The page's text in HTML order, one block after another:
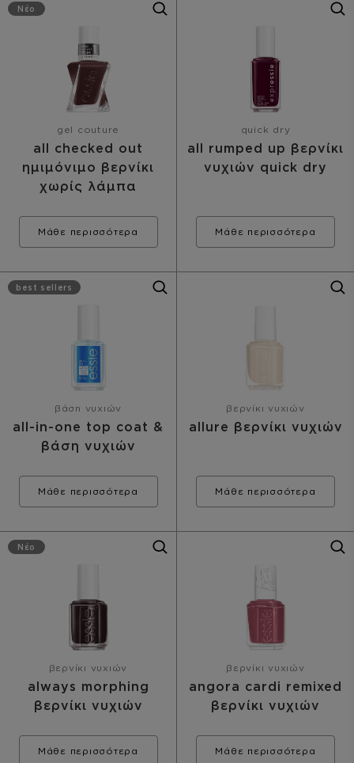
Νέο
gel couture
all checked out
ημιμόνιμο βερνίκι
χωρίς λάμπα
Μάθε περισσότερα
quick dry
all rumped up βερνίκι
νυχιών quick dry
Μάθε περισσότερα
best sellers
βάση νυχιών
all-in-one top coat &
βάση νυχιών
Μάθε περισσότερα
βερνίκι νυχιών
allure βερνίκι νυχιών
Μάθε περισσότερα
Νέο
βερνίκι νυχιών
always morphing
βερνίκι νυχιών
Μάθε περισσότερα
βερνίκι νυχιών
angora cardi remixed
βερνίκι νυχιών
Μάθε περισσότερα